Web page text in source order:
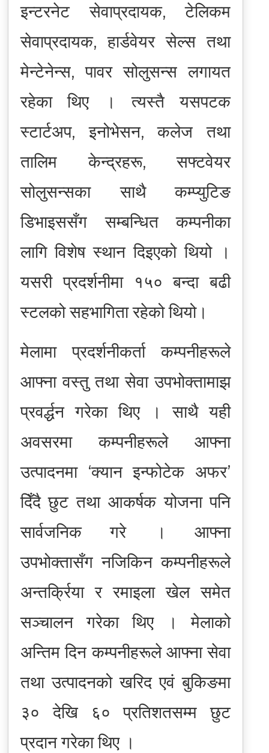
इन्टरनेट सेवाप्रदायक, टेलिकम
सेवाप्रदायक, हार्डवेयर सेल्स तथा
मेन्टेनेन्स, पावर सोलुसन्स लगायत
रहेका थिए । त्यस्तै यसपटक
स्टार्टअप, इनोभेसन, कलेज तथा
तालिम केन्द्रहरू, सफ्टवेयर
सोलुसन्सका साथै कम्प्युटिङ
डिभाइससँग सम्बन्धित कम्पनीका
लागि विशेष स्थान दिइएको थियो ।
यसरी प्रदर्शनीमा १५० बन्दा बढी
स्टलको सहभागिता रहेको थियो।
मेलामा प्रदर्शनीकर्ता कम्पनीहरूले
आफ्ना वस्तु तथा सेवा उपभोक्तामाझ
प्रवर्द्धन गरेका थिए । साथै यही
अवसरमा कम्पनीहरूले आफ्ना
उत्पादनमा ‘क्यान इन्फोटेक अफर’
दिँदै छुट तथा आकर्षक योजना पनि
सार्वजनिक गरे । आफ्ना
उपभोक्तासँग नजिकिन कम्पनीहरूले
अन्तर्क्रिया र रमाइला खेल समेत
सञ्चालन गरेका थिए । मेलाको
अन्तिम दिन कम्पनीहरूले आफ्ना सेवा
तथा उत्पादनको खरिद एवं बुकिङमा
३० देखि ६० प्रतिशतसम्म छुट
प्रदान गरेका थिए ।